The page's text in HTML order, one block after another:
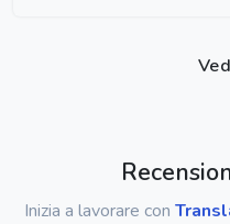
Inizia a lavorare con